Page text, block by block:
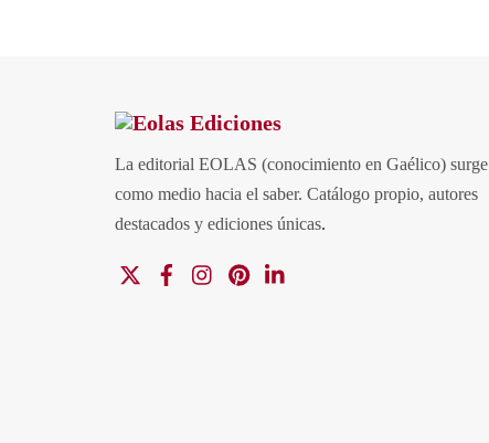
La editorial EOLAS (conocimiento en Gaélico) surge
como medio hacia el saber. Catálogo propio, autores
destacados y ediciones únicas.
FacebookInstagramPinterest